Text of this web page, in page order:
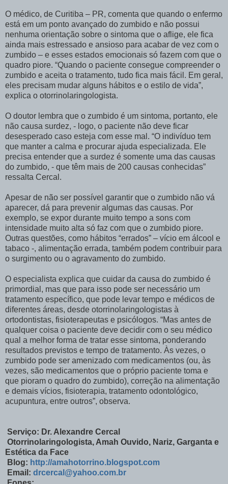
O médico, de Curitiba – PR, comenta que quando o enfermo
está em um ponto avançado do zumbido e não possui
nenhuma orientação sobre o sintoma que o aflige, ele fica
ainda mais estressado e ansioso para acabar de vez com o
zumbido – e esses estados emocionais só fazem com que o
quadro piore. “Quando o paciente consegue compreender o
zumbido e aceita o tratamento, tudo fica mais fácil. Em geral,
eles precisam mudar alguns hábitos e o estilo de vida”,
explica o otorrinolaringologista.
O doutor lembra que o zumbido é um sintoma, portanto, ele
não causa surdez, - logo, o paciente não deve ficar
desesperado caso esteja com esse mal. “O indivíduo tem
que manter a calma e procurar ajuda especializada. Ele
precisa entender que a surdez é somente uma das causas
do zumbido, - que têm mais de 200 causas conhecidas”
ressalta Cercal.
Apesar de não ser possível garantir que o zumbido não vá
aparecer, dá para prevenir algumas das causas. Por
exemplo, se expor durante muito tempo a sons com
intensidade muito alta só faz com que o zumbido piore.
Outras questões, como hábitos “errados” – vício em álcool e
tabaco -, alimentação errada, também podem contribuir para
o surgimento ou o agravamento do zumbido.
O especialista explica que cuidar da causa do zumbido é
primordial, mas que para isso pode ser necessário um
tratamento específico, que pode levar tempo e médicos de
diferentes áreas, desde otorrinolaringologistas à
ortodontistas, fisioterapeutas e psicólogos. “Mas antes de
qualquer coisa o paciente deve decidir com o seu médico
qual a melhor forma de tratar esse sintoma, ponderando
resultados previstos e tempo de tratamento. Às vezes, o
zumbido pode ser amenizado com medicamentos (ou, às
vezes, são medicamentos que o próprio paciente toma e
que pioram o quadro do zumbido), correção na alimentação
e demais vícios, fisioterapia, tratamento odontológico,
acupuntura, entre outros”, observa.
Serviço: Dr. Alexandre Cercal
Otorrinolaringologista, Amah Ouvido, Nariz, Garganta e
Estética da Face
Blog: http://amahotorrino.blogspot.com
Email: drcercal@yahoo.com.br